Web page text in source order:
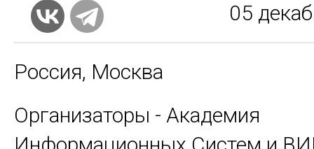
05
Россия, Москва
Организаторы - Академия